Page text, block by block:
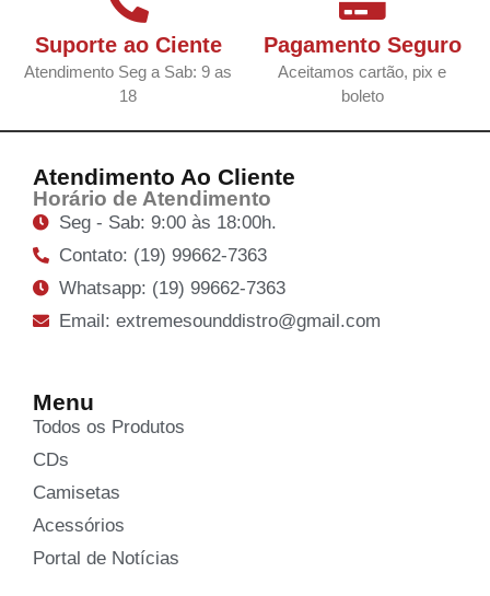
Suporte ao Ciente
Atendimento Seg a Sab: 9 as
18
Pagamento Seguro
Aceitamos cartão, pix e
boleto
Atendimento Ao Cliente
Horário de Atendimento
Seg - Sab: 9:00 às 18:00h.
Contato: (19) 99662-7363
Whatsapp: (19) 99662-7363
Email: extremesounddistro@gmail.com
Menu
Todos os Produtos
CDs
Camisetas
Acessórios
Portal de Notícias